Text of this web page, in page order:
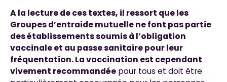
A la lecture de ces textes, il ressort que les
Groupes d’entraide mutuelle ne font pas partie
des établissements soumis à l’obligation
vaccinale et au passe sanitaire pour leur
fréquentation. La vaccination est cependant
vivement recommandéepour tous et doit être